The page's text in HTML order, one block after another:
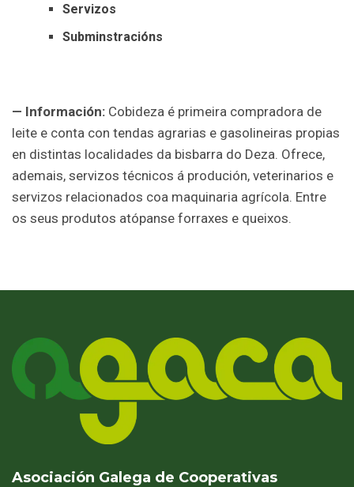
Servizos
Subminstracións
— Información: Cobideza é primeira compradora de
leite e conta con tendas agrarias e gasolineiras propias
en distintas localidades da bisbarra do Deza. Ofrece,
ademais, servizos técnicos á produción, veterinarios e
servizos relacionados coa maquinaria agrícola. Entre
os seus produtos atópanse forraxes e queixos.
Asociación Galega de Cooperativas